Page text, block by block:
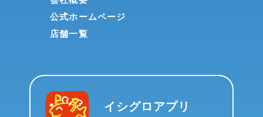
公式ホームページ
店舗一覧
イシグロアプリ